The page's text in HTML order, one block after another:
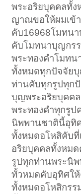
พระอริยบุคคลทั้ง
ญาณขอให้ผมเข้
คับ16968โมทน
คับโมทนาบุญกร
พระทองคำโมท
ทั้งหมดทุกปัจจัย
ท่านคับทุกรูปทุก
บุญพระอริยบุคค
พระทองคำทุกรูป
นิพพานชาตินี้อุทิศ
ทั้งหมดอโหสิคับที่
อริยบุคคลทั้งหม
รูปทุกท่านพระนิ
ทั้วหมดคับอุทิศให้
ทั้งหมดอโหสิกร